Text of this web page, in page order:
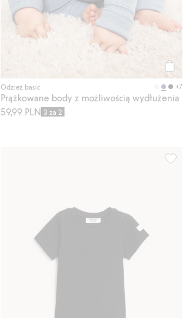
Kup
Odzież basic +7
Prążkowane body z możliwością wydłużenia
59,99 PLN 3 za 2